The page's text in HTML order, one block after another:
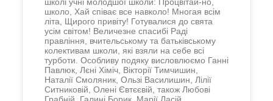
школі учні молодшої школи: Процвітай-но,
школо, Хай співає все навколо! Многая всім
літа, Щирого привіту! Готувалися до свята
усім світом! Величезне спасибі Раді
правління, вчительському та батьківському
колективам школи, які взяли на себе всі
турботи. Особливу подяку висловлюємо Ганні
Павлюк, Лєні Хіміч, Вікторії Тимчишин,
Наталії Смоляник, Ользі Василишин, Лілії
Ситниковій, Олені Євтєєвій, також Любові